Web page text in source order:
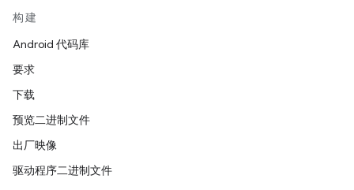
构建
Android 代码库
要求
下载
预览二进制文件
出厂映像
驱动程序二进制文件